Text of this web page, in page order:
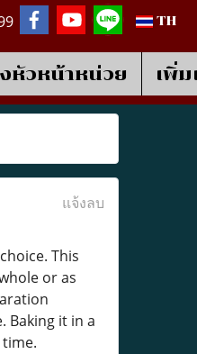
TH
หัวหน้าหน่วย เพิ่
แจ้งลบ
This
or as
Baking it in a